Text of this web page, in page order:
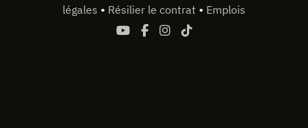
légales • Résilier le contrat • Emplois